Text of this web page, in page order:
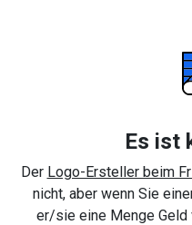
Es ist
Der Logo-Ersteller beim
nicht, aber wenn Sie
er/sie eine Menge Geld